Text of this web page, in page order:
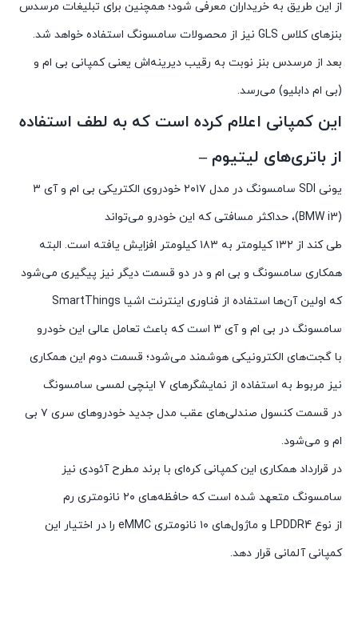
از این طریق به خریداران معرفی شود؛ همچنین برای تبلیغات مرسدس
بنزهای کلاس GLS نیز از محصولات سامسونگ استفاده خواهد شد.
بعد از مرسدس بنز نوبت به رقیب دیرینه‌اش یعنی کمپانی بی ام و
(بی ام دابلیو) می‌رسد.
این کمپانی اعلام کرده است که به لطف استفاده
از باتری‌های لیتیوم –
یونی SDI سامسونگ در مدل ۲۰۱۷ خودروی الکتریکی بی ام و آی ۳
(BMW i3)، حداکثر مسافتی که این خودرو می‌تواند
طی کند از ۱۳۲ کیلومتر به ۱۸۳ کیلومتر افزایش یافته است. البته
همکاری سامسونگ و بی ام و در دو قسمت دیگر نیز پیگیری می‌شود
که اولین آن‌ها استفاده از فناوری اینترنت اشیا SmartThings
سامسونگ در بی ام و آی ۳ است که باعث تعامل عالی این خودرو
با گجت‌های الکترونیکی هوشمند می‌شود؛ قسمت دوم این همکاری
نیز مربوط به استفاده از نمایشگرهای ۷ اینچی لمسی سامسونگ
در قسمت کنسول صندلی‌های عقب مدل جدید خودروهای سری ۷ بی
ام و می‌شود.
در قرارداد همکاری این کمپانی کره‌ای با برند مطرح آئودی نیز
سامسونگ متعهد شده است که حافظه‌های ۲۰ نانومتری رم
از نوع LPDDR4 و ماژول‌های ۱۰ نانومتری eMMC را در اختیار این
کمپانی آلمانی قرار دهد.